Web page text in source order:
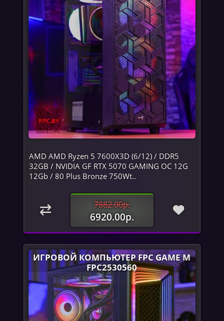
AMD AMD Ryzen 5 7600X3D (6/12) / DDR5
32GB / NVIDIA GF RTX 5070 GAMING OC 12G
12Gb / 80 Plus Bronze 750Wt..
7882.00р.
6920.00р.
ИГРОВОЙ КОМПЬЮТЕР FPC GAME M
FPC2530560